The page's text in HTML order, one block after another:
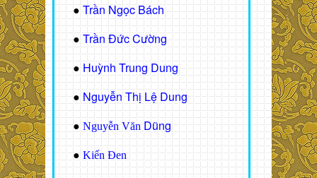
● Trần Ngọc Bách
● Trần Đức Cường
● Huỳnh Trung Dung
● Nguyễn Thị Lệ Dung
● Nguyễn Văn Dũng
● Kiến Đen